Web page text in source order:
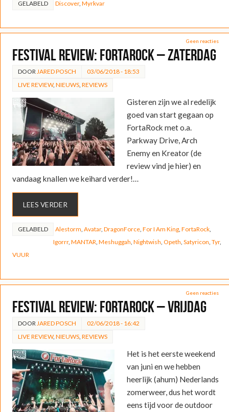
GELABELD Discover, Myrkvar
Geen reacties
FESTIVAL REVIEW: FortaRock – zaterdag
DOOR JARED POSCH
03/06/2018 - 18:53
LIVE REVIEW, NIEUWS, REVIEWS
Gisteren zijn we al redelijk
goed van start gegaan op
FortaRock met o.a.
Parkway Drive, Arch
Enemy en Kreator (de
review vind je hier) en
vandaag knallen we keihard verder!…
LEES VERDER
GELABELD Alestorm Avatar, DragonForce, For I Am King, FortaRock,
Igorrr, MANTAR Meshuggah Nightwish Opeth Satyricon Tyr,
VUUR
Geen reacties
FESTIVAL REVIEW: FortaRock – Vrijdag
DOOR JARED POSCH
02/06/2018 - 16:42
LIVE REVIEW, NIEUWS, REVIEWS
Het is het eerste weekend
van juni en we hebben
heerlijk (ahum) Nederlands
zomerweer, dus het wordt
eens tijd voor de outdoor